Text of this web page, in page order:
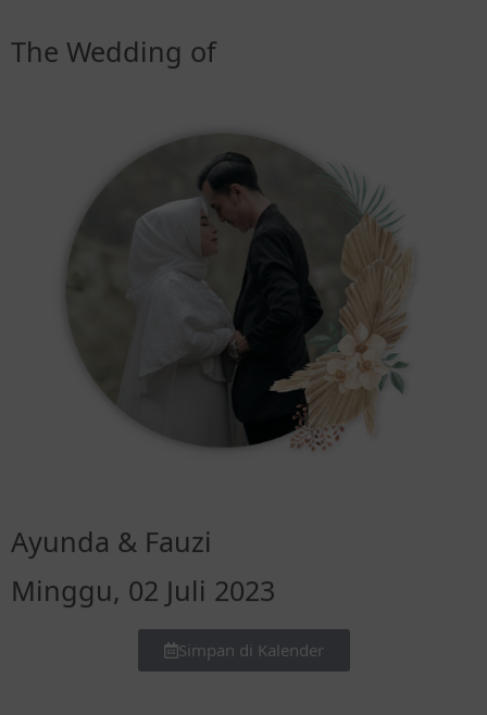
The Wedding of
Ayunda & Fauzi
Minggu, 02 Juli 2023
Simpan di Kalender